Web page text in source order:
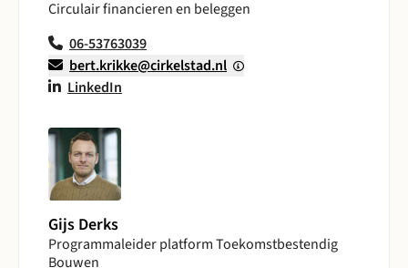
Circulair financieren en beleggen
06-53763039
bert.krikke@cirkelstad.nl
LinkedIn
Gijs Derks
Programmaleider platform Toekomstbestendig
Bouwen